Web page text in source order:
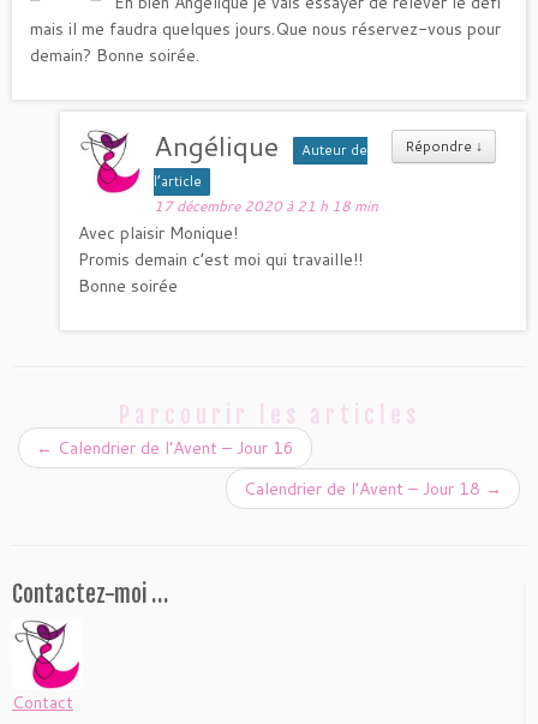
mais il me faudra quelques jours.Que nous réservez-vous pour
demain? Bonne soirée.
Répondre ↓
Angélique
Auteur de
l’article
17 décembre 2020 à 21 h 18 min
Avec plaisir Monique!
Promis demain c’est moi qui travaille!!
Bonne soirée
Parcourir les articles
← Calendrier de l’Avent – Jour 16
Calendrier de l’Avent – Jour 18 →
Contactez-moi …
Contact